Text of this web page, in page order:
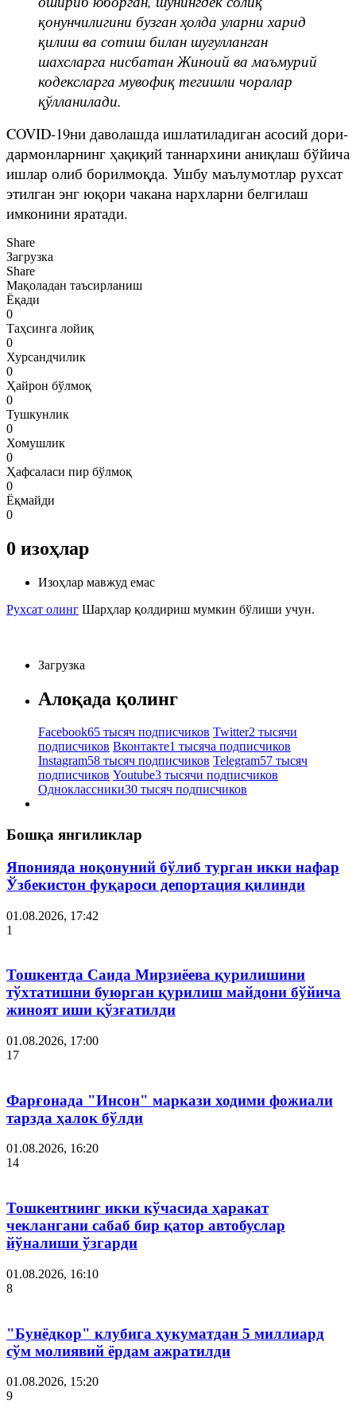
қонунчилигини бузган ҳолда уларни харид
қилиш ва сотиш билан шуғулланган
шахсларга нисбатан Жиноий ва маъмурий
кодексларга мувофиқ тегишли чоралар
қўлланилади.
COVID-19ни даволашда ишлатиладиган асосий дори-
дармонларнинг ҳақиқий таннархини аниқлаш бўйича
ишлар олиб борилмоқда. Ушбу маълумотлар рухсат
этилган энг юқори чакана нархларни белгилаш
имконини яратади.
Share
Загрузка
Share
Мақоладан таъсирланиш
Ёқади
0
Таҳсинга лойиқ
0
Хурсандчилик
0
Ҳайрон бўлмоқ
0
Тушкунлик
0
Хомушлик
0
Ҳафсаласи пир бўлмоқ
0
Ёқмайди
0
0 изоҳлар
Изоҳлар мавжуд емас
Рухсат олинг Шарҳлар қолдириш мумкин бўлиши учун.
Загрузка
Алоқада қолинг
Facebook65 тысяч подписчиков Twitter2 тысячи
подписчиков Вконтакте1 тысяча подписчиков
Instagram58 тысяч подписчиков Telegram57 тысяч
подписчиков Youtube3 тысячи подписчиков
Одноклассники30 тысяч подписчиков
Бошқа янгиликлар
Японияда ноқонуний бўлиб турган икки нафар
Ўзбекистон фуқароси депортация қилинди
01.08.2026, 17:42
1
Тошкентда Саида Мирзиёева қурилишини
тўхтатишни буюрган қурилиш майдони бўйича
жиноят иши қўзғатилди
01.08.2026, 17:00
17
Фарғонада "Инсон" маркази ходими фожиали
тарзда ҳалок бўлди
01.08.2026, 16:20
14
Тошкентнинг икки кўчасида ҳаракат
чеклангани сабаб бир қатор автобуслар
йўналиши ўзгарди
01.08.2026, 16:10
8
"Бунёдкор" клубига ҳукуматдан 5 миллиард
сўм молиявий ёрдам ажратилди
01.08.2026, 15:20
9